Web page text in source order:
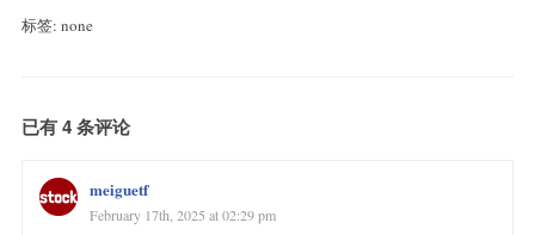
标签: none
已有 4 条评论
meiguetf
February 17th, 2025 at 02:29 pm